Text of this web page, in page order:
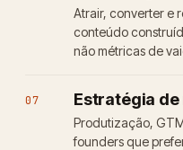
Atrair, converter e
conteúdo
não métricas de
07 Estratégia de
Produtização,
founders que